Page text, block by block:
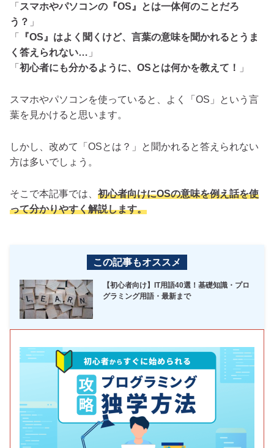
「 スマホやパソコンの『OS』とは一体何のことだろ
う？ 」
「
『OS』はよく聞くけど、言葉の意味を聞かれるとうま
く答えられない… 」
「 初心者にも分かるように、OSとは何かを教えて！ 」
スマホやパソコンを使っていると、よく「OS」という言
葉を見かけると思います。
しかし、改めて「OSとは？」と聞かれると答えられない
方は多いでしょう。
そこで本記事では、 初心者向けにOSの意味を例え話を使
って分かりやすく解説します。
この記事もオススメ
【初心者向け】IT用語40選！基礎知識・プロ
グラミング用語・最新まで